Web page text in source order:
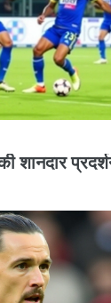
शानदार